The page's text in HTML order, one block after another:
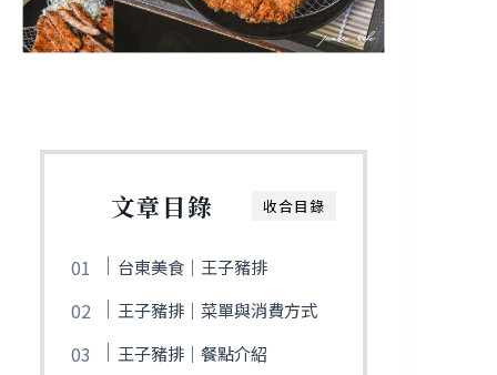
收合目錄
文章目錄
台東美食｜王子豬排
王子豬排｜菜單與消費方式
王子豬排｜餐點介紹